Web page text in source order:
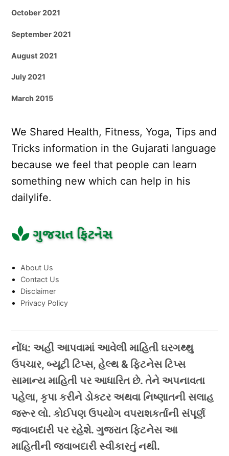
October 2021
September 2021
August 2021
July 2021
March 2015
We Shared Health, Fitness, Yoga, Tips and
Tricks information in the Gujarati language
because we feel that people can learn
something new which can help in his
dailylife.
About Us
Contact Us
Disclaimer
Privacy Policy
નોંધ: અહીં આપવામાં આવેલી માહિતી ઘરગથ્થુ
ઉપચાર, બ્યૂટી ટિપ્સ, હેલ્થ & ફિટનેસ ટિપ્સ
સામાન્ય માહિતી પર આધારિત છે. તેને અપનાવતા
પહેલા, કૃપા કરીને ડોક્ટર અથવા નિષ્ણાતની સલાહ
જરૂર લો. કોઈપણ ઉપયોગ વપરાશકર્તાની સંપૂર્ણ
જવાબદારી પર રહેશે. ગુજરાત ફિટનેસ આ
માહિતીની જવાબદારી સ્વીકારતું નથી.